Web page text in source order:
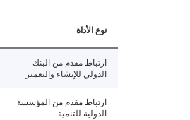
نوع الأداة
ارتباط مقدم من البنك
الدولي للإنشاء والتعمير
ارتباط مقدم من المؤسسة
الدولية للتنمية